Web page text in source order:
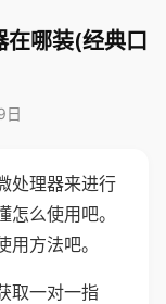
哪装(经典口
日
处理器来进行
么使用吧。
方法吧。
取一对一指